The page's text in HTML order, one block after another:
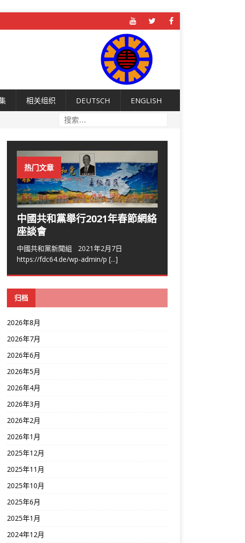
相关组织 DEUTSCH ENGLISH
热门文章
中國共和黨舉行2021年春節網絡
座談會
中國共和黨新聞組 2021年2月7日
https://fdc64.de/wp-admin/p [...]
归档
2026年8月
2026年7月
2026年6月
2026年5月
2026年4月
2026年3月
2026年2月
2026年1月
2025年12月
2025年11月
2025年10月
2025年6月
2025年1月
2024年12月